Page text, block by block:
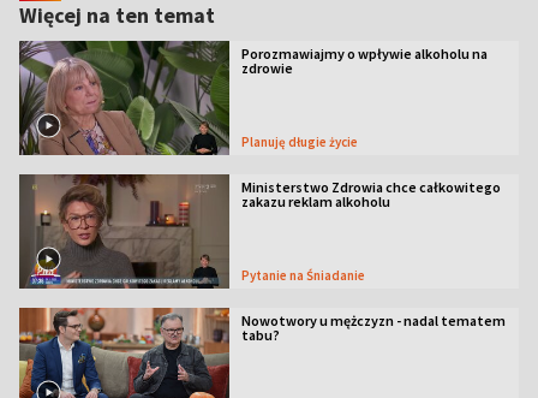
Więcej na ten temat
Porozmawiajmy o wpływie alkoholu na
zdrowie
Planuję długie życie
Ministerstwo Zdrowia chce całkowitego
zakazu reklam alkoholu
Pytanie na Śniadanie
Nowotwory u mężczyzn - nadal tematem
tabu?